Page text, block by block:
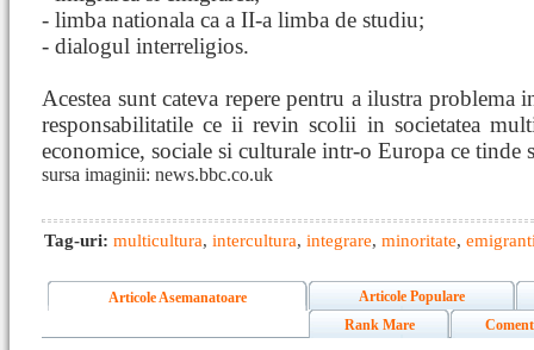
- limba nationala ca a II-a limba de studiu;
- dialogul interreligios.
Acestea sunt cateva repere pentru a ilustra
responsabilitatile ce ii revin scolii in societatea
economice, sociale si culturale intr-o Europa ce tinde
sursa imaginii: news.bbc.co.uk
Tag-uri: multicultura, intercultura, integrare, minoritate,
Articole Asemanatoare
Articole Populare
Rank Mare